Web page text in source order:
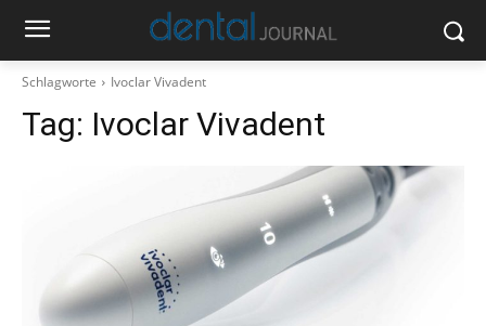
Schlagworte Ivoclar Vivadent
Tag: Ivoclar Vivadent